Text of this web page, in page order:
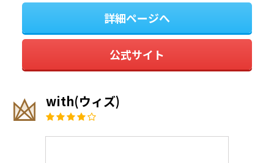
詳細ページへ
公式サイト
with(ウィズ)